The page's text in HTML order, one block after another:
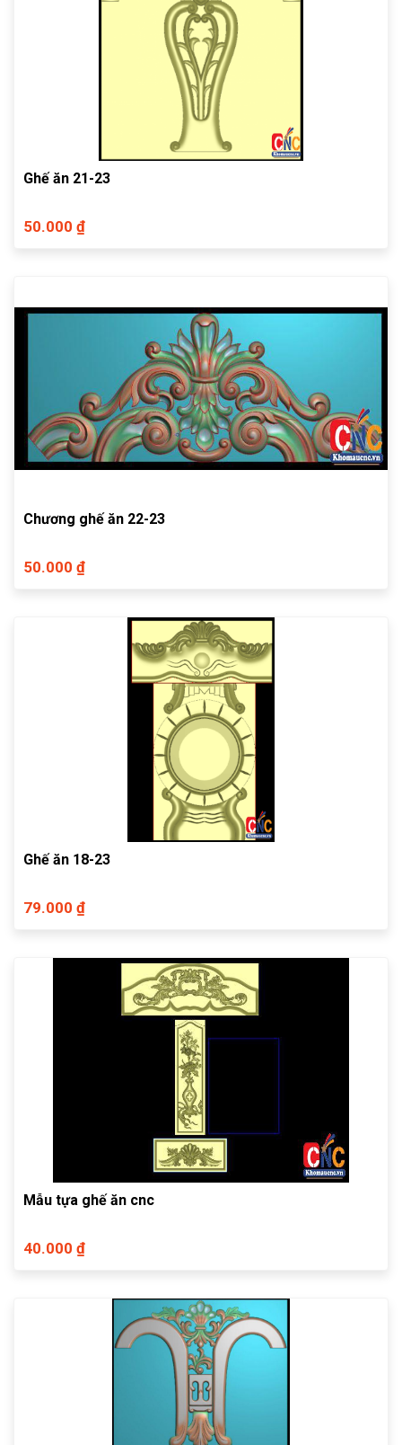
Ghế ăn 21-23
50.000 ₫
Chương ghế ăn 22-23
50.000 ₫
Ghế ăn 18-23
79.000 ₫
Mẫu tựa ghế ăn cnc
40.000 ₫